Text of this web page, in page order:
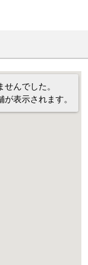
んでした。
表示されます。